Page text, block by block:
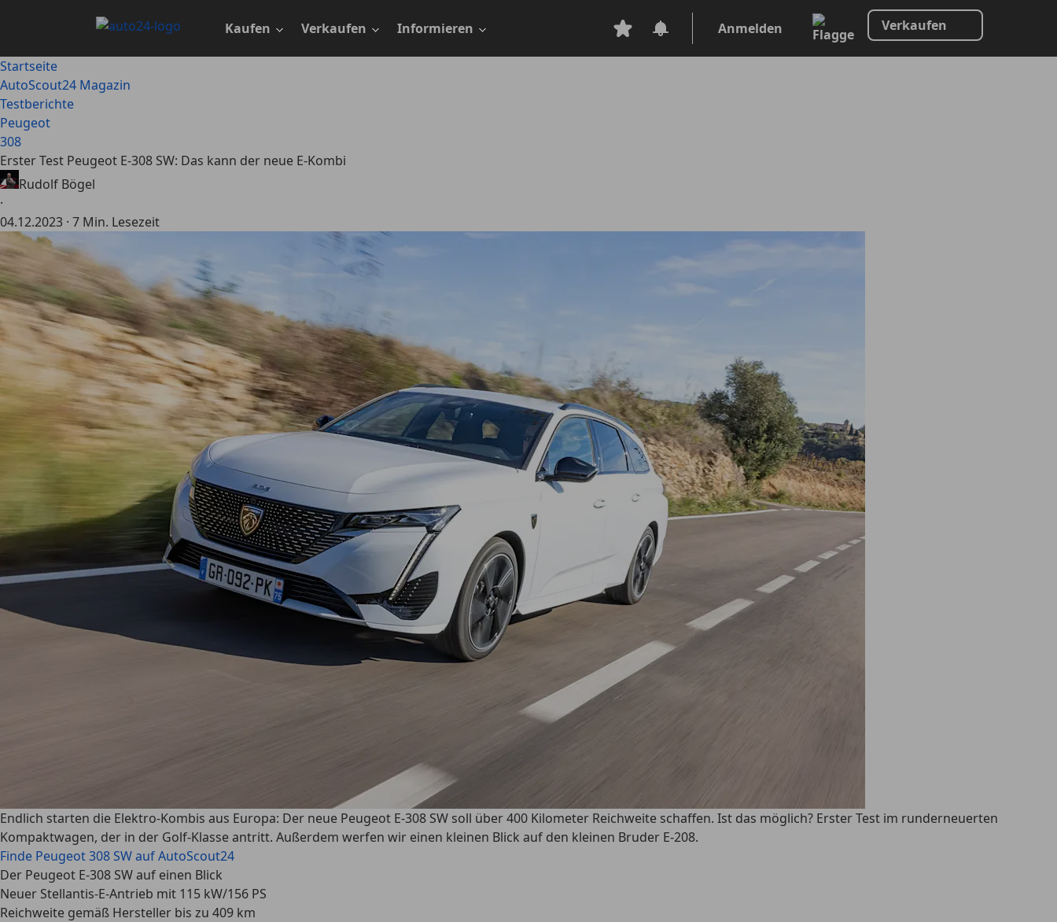
Kaufen Verkaufen Informieren Anmelden Verkaufen
Startseite
AutoScout24 Magazin
Testberichte
Peugeot
308
Erster Test Peugeot E-308 SW: Das kann der neue E-Kombi
Rudolf Bögel
·
04.12.2023 · 7 Min. Lesezeit
Endlich starten die Elektro-Kombis aus Europa: Der neue Peugeot E-308 SW soll über 400 Kilometer Reichweite schaffen. Ist das möglich? Erster Test im runderneuerten
Kompaktwagen, der in der Golf-Klasse antritt. Außerdem werfen wir einen kleinen Blick auf den kleinen Bruder E-208.
Finde Peugeot 308 SW auf AutoScout24
Der Peugeot E-308 SW auf einen Blick
Neuer Stellantis-E-Antrieb mit 115 kW/156 PS
Reichweite gemäß Hersteller bis zu 409 km